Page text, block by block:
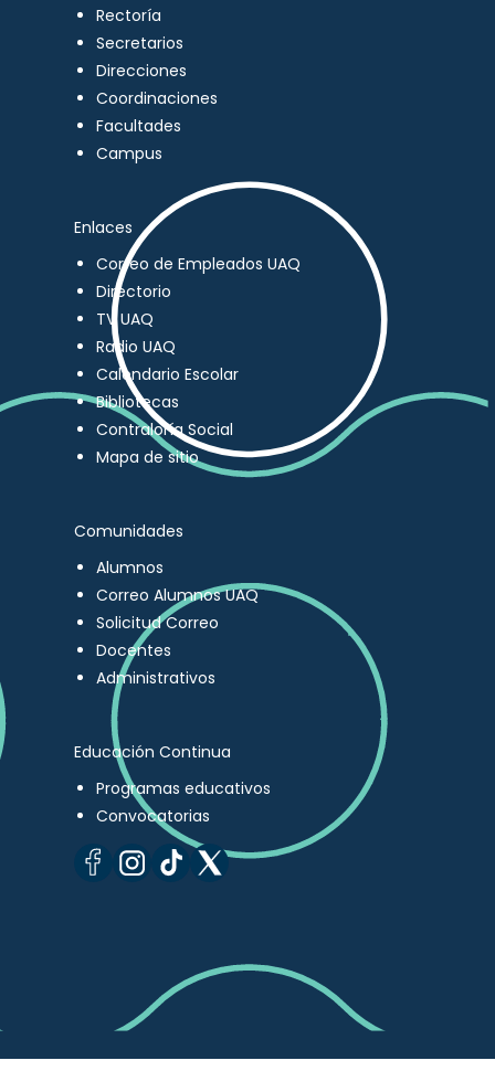
Rectoría
Secretarios
Direcciones
Coordinaciones
Facultades
Campus
Enlaces
Correo de Empleados UAQ
Directorio
TV UAQ
Radio UAQ
Calendario Escolar
Bibliotecas
Contraloría Social
Mapa de sitio
Comunidades
Alumnos
Correo Alumnos UAQ
Solicitud Correo
Docentes
Administrativos
Educación Continua
Programas educativos
Convocatorias